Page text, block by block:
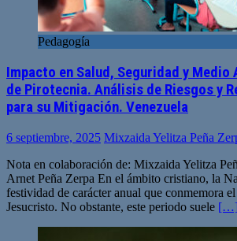
Pedagogía
Impacto en Salud, Seguridad y Medio
de Pirotecnia. Análisis de Riesgos y
para su Mitigación. Venezuela
6 septiembre, 2025 Mixzaida Yelitza Peña
Nota en colaboración de: Mixzaida Yelitza
Arnet Peña Zerpa En el ámbito cristiano, la
festividad de carácter anual que conmemora
Jesucristo. No obstante, este periodo suele […]